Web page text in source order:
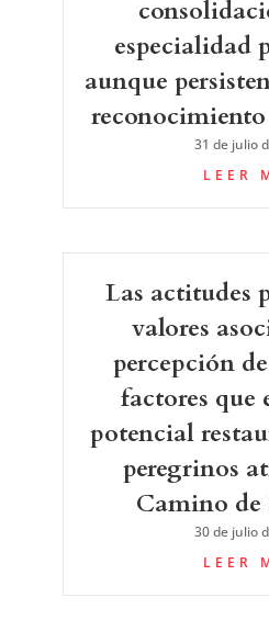
especialidad
aunque
31 de julio
LEER
Las actitudes
valores
percepción
factores que
potencial
peregrinos
Camino de
30 de julio
LEER